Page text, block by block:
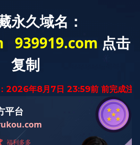
当前的位置是： 首页 >产品中心
设备配件